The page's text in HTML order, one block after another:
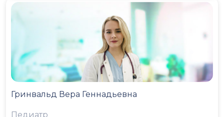
Гринвальд Вера Геннадьевна
Педиатр